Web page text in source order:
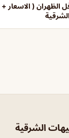
الظهران ( الاسعار +
الشرقية